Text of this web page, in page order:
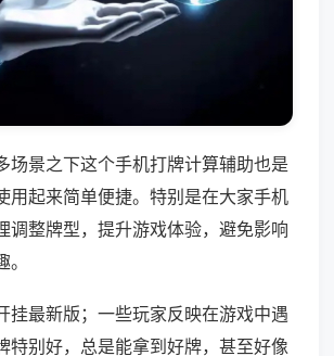
场景之下这个手机打牌计算辅助也是
用起来简单便捷。特别是在大家手机
调整牌型，提升游戏体验，避免影响
挂最新版；一些玩家反映在游戏中遇
特别好，总是能拿到好牌，甚至好像